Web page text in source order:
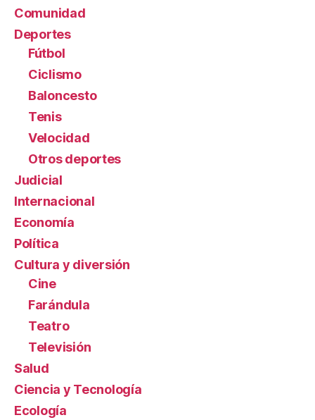
Comunidad
Deportes
Fútbol
Ciclismo
Baloncesto
Tenis
Velocidad
Otros deportes
Judicial
Internacional
Economía
Política
Cultura y diversión
Cine
Farándula
Teatro
Televisión
Salud
Ciencia y Tecnología
Ecología